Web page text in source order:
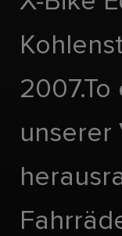
unserer